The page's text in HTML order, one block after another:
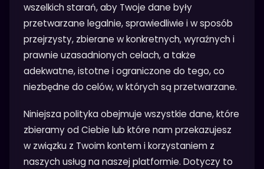
wszelkich starań, aby Twoje dane były
przetwarzane legalnie, sprawiedliwie i w sposób
przejrzysty, zbierane w konkretnych, wyraźnych i
prawnie uzasadnionych celach, a także
adekwatne, istotne i ograniczone do tego, co
niezbędne do celów, w których są przetwarzane.
Niniejsza polityka obejmuje wszystkie dane, które
zbieramy od Ciebie lub które nam przekazujesz
w związku z Twoim kontem i korzystaniem z
naszych usług na naszej platformie. Dotyczy to